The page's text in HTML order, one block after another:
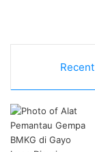
Recent